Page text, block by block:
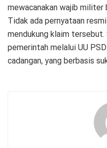
mewacanakan wajib militer
Tidak ada pernyataan
mendukung klaim
pemerintah melalui UU
cadangan, yang berbasis